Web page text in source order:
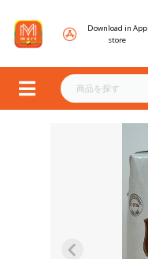
Download in App
store